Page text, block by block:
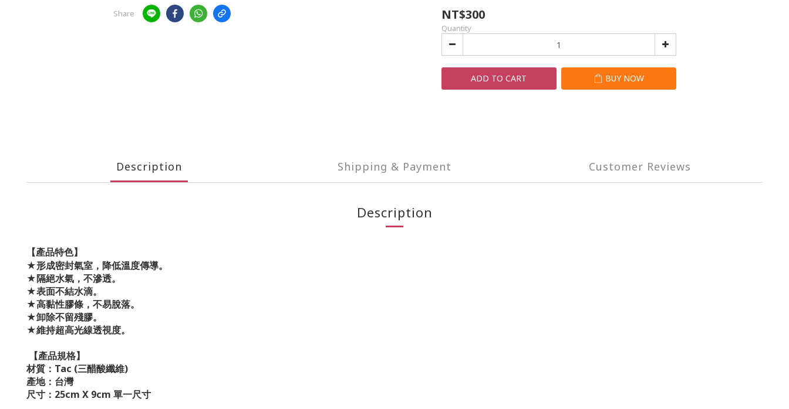
Share NT$300
Quantity
ADD TO CART BUY NOW
Description Shipping & Payment Customer Reviews
Description
【產品特色】
★形成密封氣室，降低溫度傳導。
★隔絕水氣，不滲透。
★表面不結水滴。
★高黏性膠條，不易脫落。
★卸除不留殘膠。
★維持超高光線透視度。
【產品規格】
材質：Tac (三醋酸纖維)
產地：台灣
尺寸：25cm X 9cm 單一尺寸